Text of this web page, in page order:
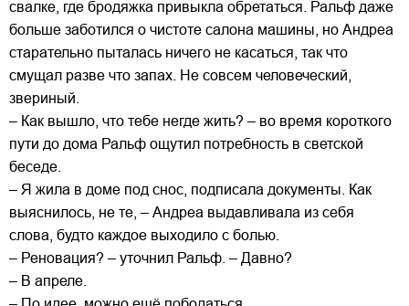
свалке, где бродяжка привыкла обретаться. Ральф даже
больше заботился о чистоте салона машины, но Андреа
старательно пыталась ничего не касаться, так что
смущал разве что запах. Не совсем человеческий,
звериный.
– Как вышло, что тебе негде жить? – во время короткого
пути до дома Ральф ощутил потребность в светской
беседе.
– Я жила в доме под снос, подписала документы. Как
выяснилось, не те, – Андреа выдавливала из себя
слова, будто каждое выходило с болью.
– Реновация? – уточнил Ральф. – Давно?
– В апреле.